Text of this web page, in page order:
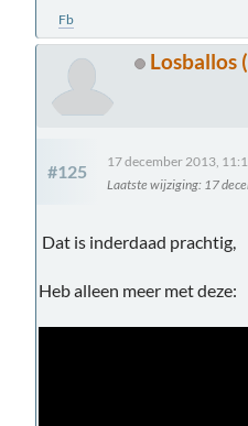
Fb
Losballos
#125
17 december 2013,
Laatste wijziging: 17
Dat is inderdaad prachtig,
Heb alleen meer met deze: